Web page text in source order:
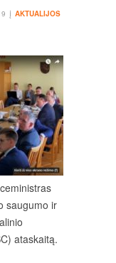
į AKTUALIJOS
saugumo ir
ataskaitą.